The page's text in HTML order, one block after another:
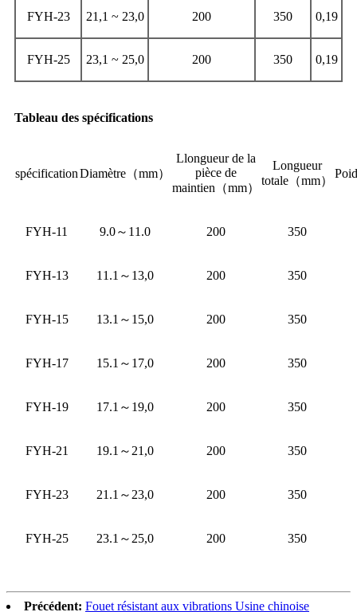
FYH-23 21,1 ~ 23,0 200 350 0,19
FYH-25 23,1 ~ 25,0 200 350 0,19
Tableau des spécifications
spécificationDiamètre （mm）
Llongueur de la
pièce de
maintien （mm）
Longueur
totale （mm）
FYH-11 9.0～ 11.0 200 350
FYH-13 11.1 ～ 13,0 200 350
FYH-15 13.1 ～ 15,0 200 350
FYH-17 15.1 ～ 17,0 200 350
FYH-19 17.1 ～ 19,0 200 350
FYH-21 19.1 ～ 21,0 200 350
FYH-23 21.1 ～ 23,0 200 350
FYH-25 23.1 ～ 25,0 200 350
Précédent: Fouet résistant aux vibrations Usine chinoise